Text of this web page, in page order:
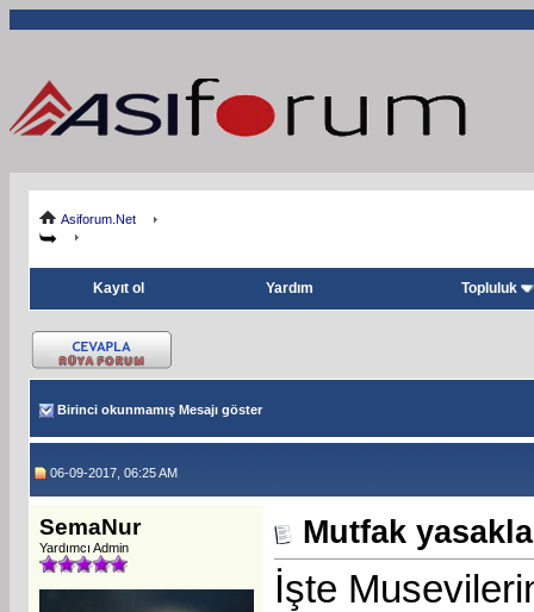
Asiforum.Net
Kayıt ol Yardım Topluluk
Birinci okunmamış Mesajı göster
06-09-2017, 06:25 AM
SemaNur
Yardımcı Admin Mutfak
İşte